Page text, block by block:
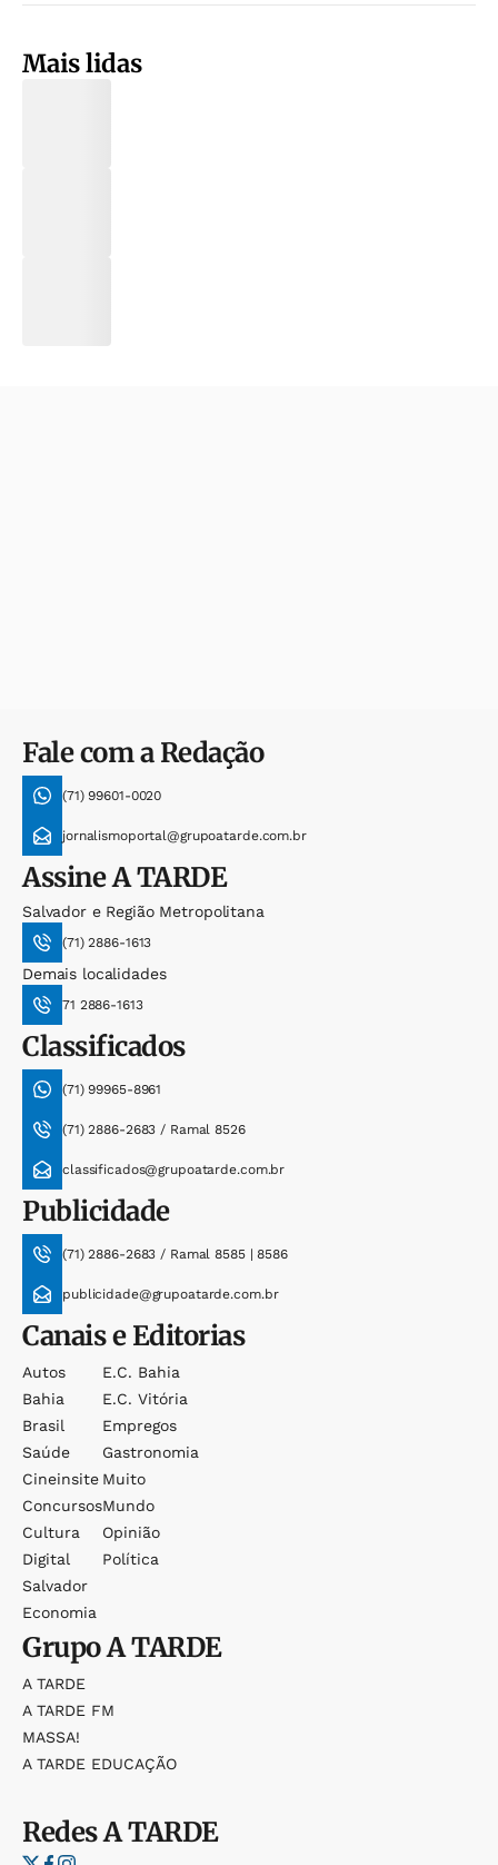
Mais lidas
Fale com a Redação
(71) 99601-0020
jornalismoportal@grupoatarde.com.br
AssineA TARDE
Salvador e Região Metropolitana
(71) 2886-1613
Demais localidades
71 2886-1613
Classificados
(71) 99965-8961
(71) 2886-2683 / Ramal 8526
classificados@grupoatarde.com.br
Publicidade
(71) 2886-2683 / Ramal 8585 | 8586
publicidade@grupoatarde.com.br
Canais e Editorias
Autos
Bahia
Brasil
Saúde
Cineinsite
Concursos
Cultura
Digital
Salvador
Economia
E.c. Bahia
E.c. Vitória
Empregos
Gastronomia
Muito
Mundo
Opinião
Política
GrupoA TARDE
A TARDE
A TARDE FM
MASSA!
A TARDE EDUCAÇÃO
RedesA TARDE